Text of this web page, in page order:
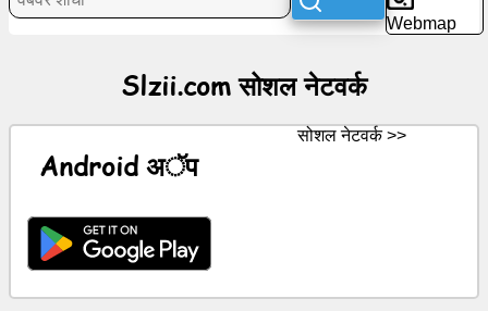
सोशल
चॅटजीपीटी
विकी
Webmap
Slzii.com सोशल नेटवर्क
Android अॅप
सोशल नेटवर्क >>